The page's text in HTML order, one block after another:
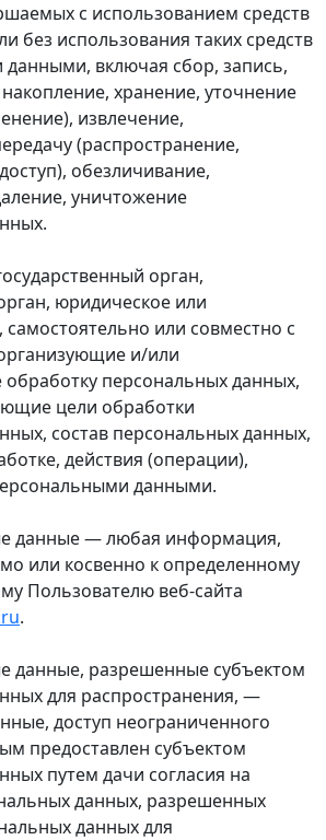
с использованием средств
без использования таких средств
включая сбор, запись,
хранение, уточнение
извлечение,
(распространение,
обезличивание,
уничтожение
орган,
юридическое или
или совместно с
и/или
персональных данных,
цели обработки
состав персональных данных,
действия (операции),
данными.
данные — любая информация,
или косвенно к определенному
Пользователю веб-сайта
.
данные, разрешенные субъектом
для распространения, —
доступ неограниченного
предоставлен субъектом
путем дачи согласия на
данных, разрешенных
данных для